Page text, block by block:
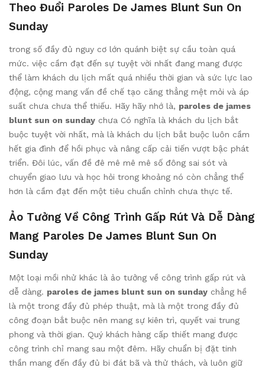
Theo Đuổi Paroles De James Blunt Sun On
Sunday
trong số đầy đủ nguy cơ lớn quánh biệt sự cầu toàn quá
mức. việc cầm đạt đến sự tuyệt vời nhất đang mang được
thể làm khách du lịch mất quá nhiều thời gian và sức lực lao
động, cộng mang vấn đề chế tạo căng thẳng mệt mỏi và áp
suất chưa chưa thể thiếu. Hãy hãy nhớ là, paroles de james
blunt sun on sunday chưa Có nghĩa là khách du lịch bắt
buộc tuyệt vời nhất, mà là khách du lịch bắt buộc luôn cầm
hết gia đình để hồi phục và nâng cấp cải tiến vượt bậc phát
triển. Đôi lúc, vấn đề đê mê mê mê số đông sai sót và
chuyển giao lưu và học hỏi trong khoảng nó còn chẳng thể
hơn là cầm đạt đến một tiêu chuẩn chỉnh chưa thực tế.
Ảo Tưởng Về Công Trình Gấp Rút Và Dễ Dàng
Mang Paroles De James Blunt Sun On
Sunday
Một loại mồi nhử khác là ảo tưởng về công trình gấp rút và
dễ dàng. paroles de james blunt sun on sunday chẳng hề
là một trong đầy đủ phép thuật, mà là một trong đầy đủ
công đoạn bắt buộc nên mang sự kiên trì, quyết vai trung
phong và thời gian. Quý khách hàng cấp thiết mang được
công trình chỉ mang sau một đêm. Hãy chuẩn bị đặt tinh
thần mang đến đầy đủ bi đát bã và thử thách, và luôn giữ